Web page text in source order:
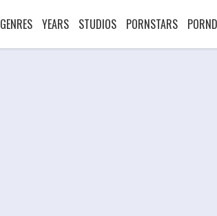
GENRES YEARS STUDIOS PORNSTARS